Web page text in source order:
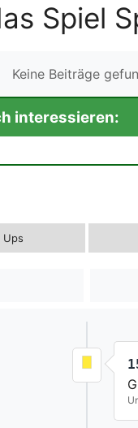
Spiel
Keine Beiträge
interessieren:
Ups